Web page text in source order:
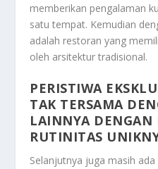
memberikan pengalaman
satu tempat. Kemudian
adalah restoran yang
oleh arsitektur tradisional.
PERISTIWA
TAK TERSAMA
LAINNYA DENGAN
RUTINITAS
Selanjutnya juga masih ada